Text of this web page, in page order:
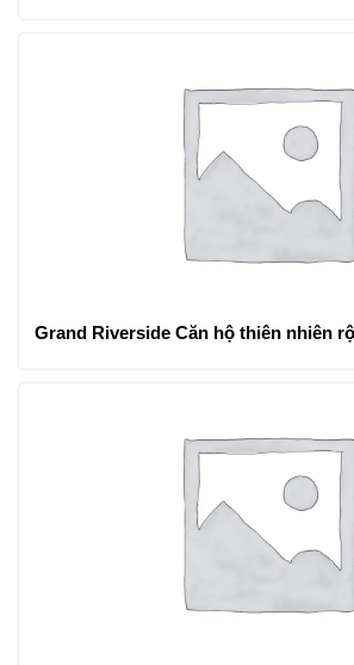
Grand Riverside Căn hộ thiên nhiên